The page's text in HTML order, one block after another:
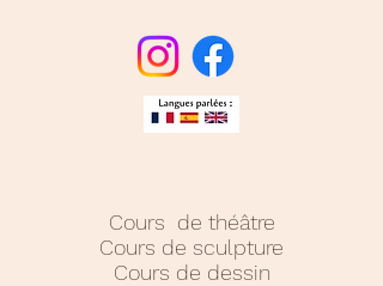
Cours de théâtre
Cours de sculpture
Cours de dessin